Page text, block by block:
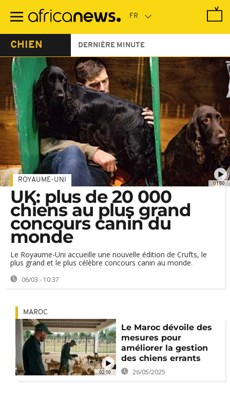
contenu
CHIEN DERNIÈRE MINUTE
01:00
ROYAUME-UNI
UK: plus de 20 000
chiens au plus grand
concours canin du
monde
Le Royaume-Uni accueille une nouvelle édition de Crufts, le
plus grand et le plus célèbre concours canin au monde.
06/03 - 10:37
02:10
MAROC
Le Maroc dévoile des
mesures pour
améliorer la gestion
des chiens errants
26/05/2025